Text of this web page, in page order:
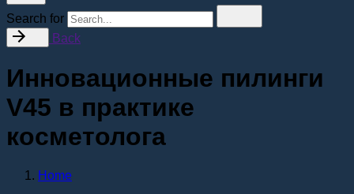
Search for
Back
Инновационные пилинги
V45 в практике
косметолога
Home